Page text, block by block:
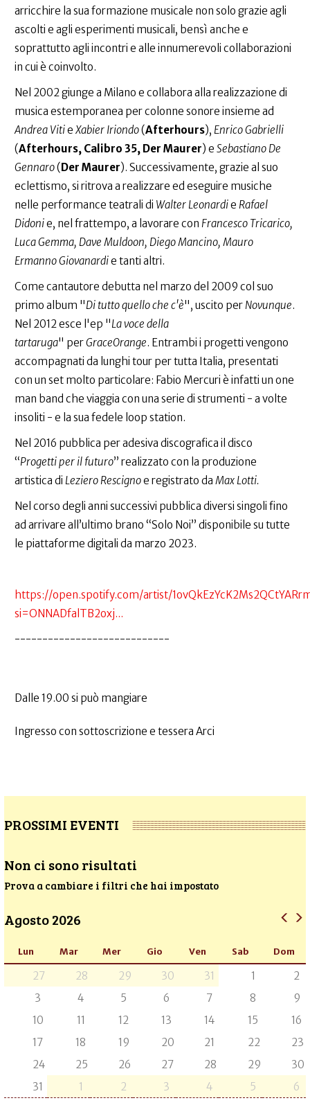
arricchire la sua formazione musicale non solo grazie agli
ascolti e agli esperimenti musicali, bensì anche e
soprattutto agli incontri e alle innumerevoli collaborazioni
in cui è coinvolto.
Nel 2002 giunge a Milano e collabora alla realizzazione di
musica estemporanea per colonne sonore insieme ad
Andrea Vitie Xabier Iriondo(Afterhours), Enrico Gabrielli
(Afterhours, Calibro 35, Der Maurer) e Sebastiano De
Gennaro(Der Maurer). Successivamente, grazie al suo
eclettismo, si ritrova a realizzare ed eseguire musiche
nelle performance teatrali di Walter Leonardie Rafael
Didonie, nel frattempo, a lavorare con Francesco Tricarico,
Luca Gemma, Dave Muldoon, Diego Mancino, Mauro
Ermanno Giovanardie tanti altri.
Come cantautore debutta nel marzo del 2009 col suo
primo album "Di tutto quello che c'è", uscito per Novunque.
Nel 2012 esce l'ep "La voce della
tartaruga" perGraceOrange. Entrambi i progetti vengono
accompagnati da lunghi tour per tutta Italia, presentati
con un set molto particolare: Fabio Mercuri è infatti un one
man band che viaggia con una serie di strumenti - a volte
insoliti - e la sua fedele loop station.
Nel 2016 pubblica per adesiva discografica il disco
“Progetti per il futuro” realizzato con la produzione
artistica di Leziero Rescignoe registrato da Max Lotti.
Nel corso degli anni successivi pubblica diversi singoli fino
ad arrivare all’ultimo brano “Solo Noi” disponibile su tutte
le piattaforme digitali da marzo 2023.
https://open.spotify.com/artist/
si=ONNADfalTB2oxj...
----------------------------
Dalle 19.00 si può mangiare
Ingresso con sottoscrizione e tessera Arci
PROSSIMI EVENTI
Non ci sono risultati
Prova a cambiare i filtri che hai impostato
Agosto 2026
Lun Mar Mer Gio Ven Sab Dom
27 28 29 30 31 1
2
3
4 5 6 7 8
9
10
11 12 13 14 15
16
17
18 19 20 21 22
23
24
25 26 27 28 29
30
31
1 2 3 4 5 6